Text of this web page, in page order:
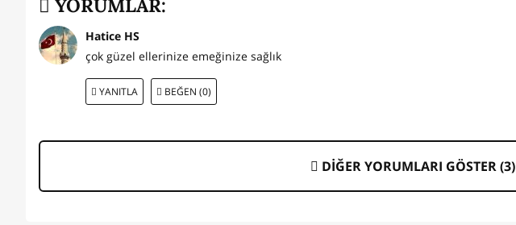
YORUMLAR:
Hatice HS
çok güzel ellerinize emeğinize sağlık
YANITLA BEĞEN (0)
DİĞER YORUMLARI GÖSTER (3)